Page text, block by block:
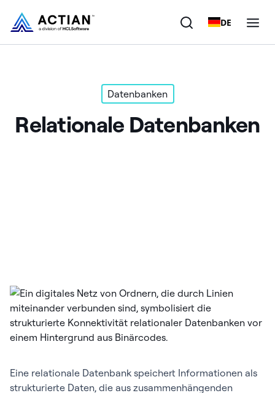
DE
Kunden
Datenbanken
Relationale Datenbanken
Eine relationale Datenbank speichert Informationen als
strukturierte Daten, die aus zusammenhängenden